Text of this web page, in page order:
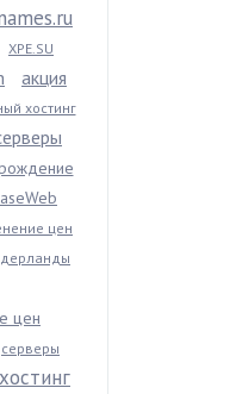
XPE.SU
акция
хостинг
цен
цен
серверы
хостинг